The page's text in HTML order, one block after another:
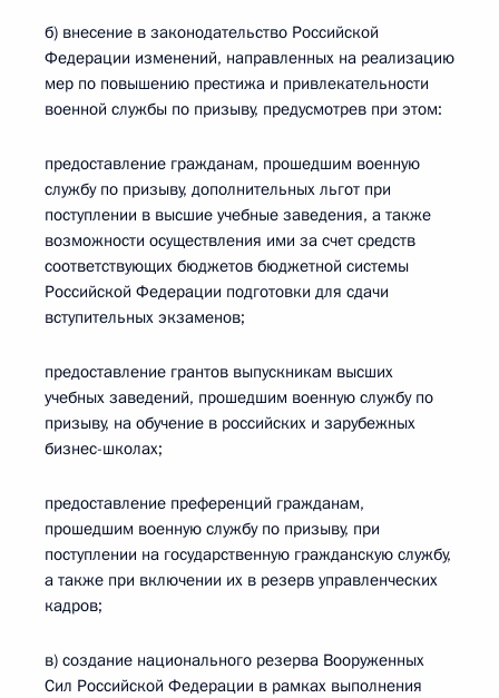
б) внесение в законодательство Российской
Федерации изменений, направленных на реализацию
мер по повышению престижа и привлекательности
военной службы по призыву, предусмотрев при этом:
предоставление гражданам, прошедшим военную
службу по призыву, дополнительных льгот при
поступлении в высшие учебные заведения, а также
возможности осуществления ими за счет средств
соответствующих бюджетов бюджетной системы
Российской Федерации подготовки для сдачи
вступительных экзаменов;
предоставление грантов выпускникам высших
учебных заведений, прошедшим военную службу по
призыву, на обучение в российских и зарубежных
бизнес-школах;
предоставление преференций гражданам,
прошедшим военную службу по призыву, при
поступлении на государственную гражданскую службу,
а также при включении их в резерв управленческих
кадров;
в) создание национального резерва Вооруженных
Сил Российской Федерации в рамках выполнения